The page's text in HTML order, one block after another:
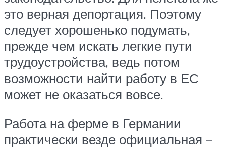
это верная депортация. Поэтому
следует хорошенько подумать,
прежде чем искать легкие пути
трудоустройства, ведь потом
возможности найти работу в ЕС
может не оказаться вовсе.
Работа на ферме в Германии
практически везде официальная –